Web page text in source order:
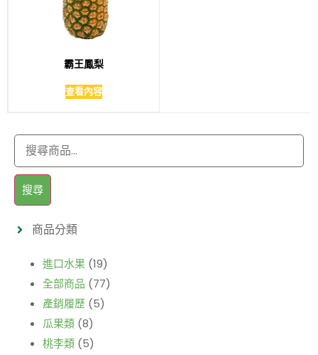
霸王鳳梨
查看內容
搜尋
商品分類
進口水果 (19)
全部商品 (77)
產銷履歷 (5)
瓜果類 (8)
桃李類 (5)